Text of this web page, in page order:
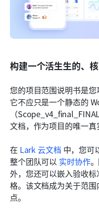
构建一个活生生的、
您的项目范围说明书是您
它不应只是一个静态的
（
文档，作为项目的唯一真
在 Lark 云文档 中，您可
整个团队可以 实时协作
外，您还可以嵌入验收
格。该文档成为关于范
点。